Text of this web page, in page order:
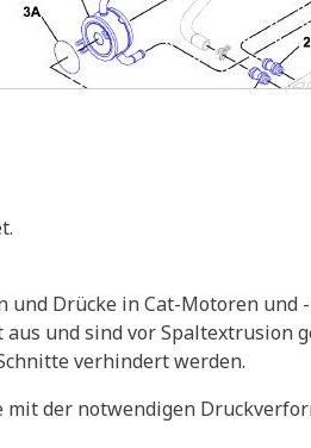
Drücke in Cat-Motoren und
und sind vor Spaltextrusion
verhindert werden.
mit der notwendigen